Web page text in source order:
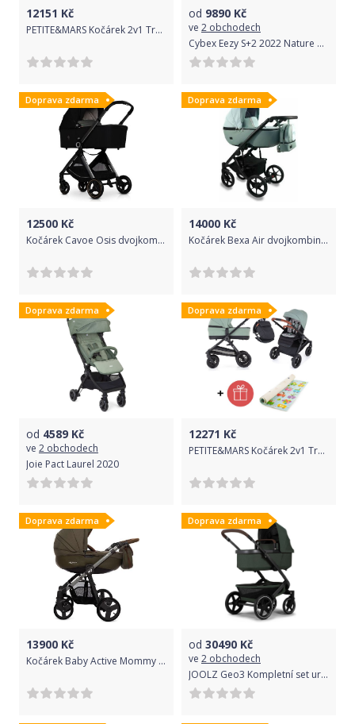
12151 Kč
PETITE&MARS Kočárek 2v1 Trails Iron Green + PETITE&MARS Postýlka cestovní Koot - Lion Yellow ZDARMA
od 9890 Kč
ve 2 obchodech
Cybex Eezy S+2 2022 Nature Green green
Doprava zdarma
12500 Kč
Kočárek Cavoe Osis dvojkombinace Agava
Doprava zdarma
14000 Kč
Kočárek Bexa Air dvojkombinace Mint
Doprava zdarma
od 4589 Kč
ve 2 obchodech
Joie Pact Laurel 2020
Doprava zdarma
12271 Kč
PETITE&MARS Kočárek 2v1 Trails Iron Green + PETITE&MARS Podložka na hraní Joy Max Train ZDARMA
Doprava zdarma
13900 Kč
Kočárek Baby Active Mommy 2019 trojkombinace s autosedačkou Khaki
Doprava zdarma
od 30490 Kč
ve 2 obchodech
JOOLZ Geo3 Kompletní set urban green 2022